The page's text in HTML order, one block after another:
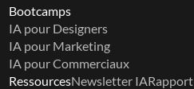
Bootcamps
IA pour Designers
IA pour Marketing
IA pour Commerciaux
RessourcesNewsletter IA